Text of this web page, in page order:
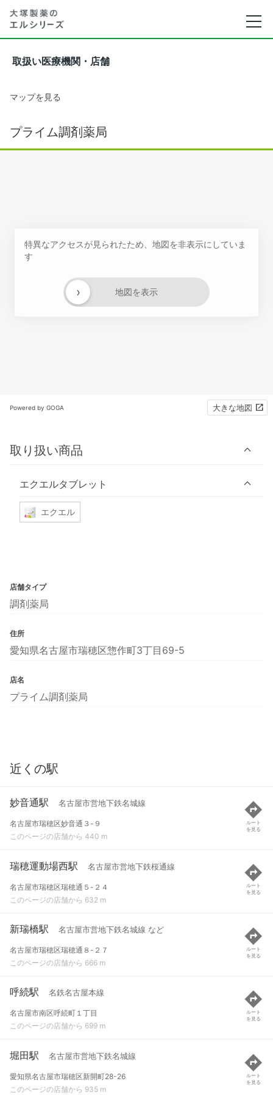
取扱い医療機関・店舗
マップを見る
プライム調剤薬局
特異なアクセスが見られたため、地図を非表示にしていま
す
地図を表示
›
Powered by GOGA 大きな地図
取り扱い商品
エクエルタブレット
エクエル
店舗タイプ
調剤薬局
住所
愛知県名古屋市瑞穂区惣作町3丁目69-5
店名
プライム調剤薬局
近くの駅
妙音通駅 名古屋市営地下鉄名城線
名古屋市瑞穂区妙音通３-９
このページの店舗から 440 m
ルート
を見る
瑞穂運動場西駅 名古屋市営地下鉄桜通線
名古屋市瑞穂区瑞穂通５-２４
このページの店舗から 632 m
ルート
を見る
新瑞橋駅 名古屋市営地下鉄名城線 など
名古屋市瑞穂区瑞穂通８-２７
このページの店舗から 666 m
ルート
を見る
呼続駅 名鉄名古屋本線
名古屋市南区呼続町１丁目
このページの店舗から 699 m
ルート
を見る
堀田駅 名古屋市営地下鉄名城線
愛知県名古屋市瑞穂区新開町28-26
このページの店舗から 935 m
ルート
を見る